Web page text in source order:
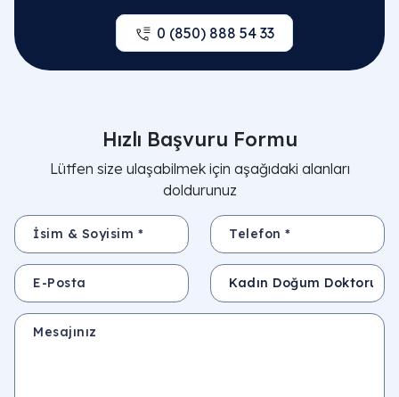
0 (850) 888 54 33
Hızlı Başvuru Formu
Lütfen size ulaşabilmek için aşağıdaki alanları
doldurunuz
İsim & Soyisim * Telefon *
E-Posta Konu
Mesajınız